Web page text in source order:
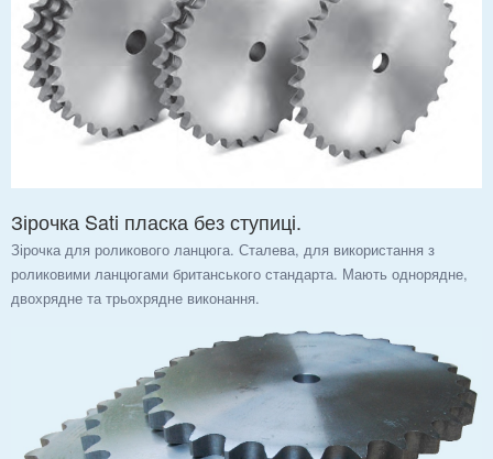
Зірочка Sati пласка без ступиці.
Зірочка для роликового ланцюга. Сталева, для використання з
роликовими ланцюгами британського стандарта. Мають однорядне,
двохрядне та трьохрядне виконання.